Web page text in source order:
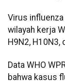
Virus
wilayah kerja
H9N2, H10N3,
Data WHO
bahwa kasus